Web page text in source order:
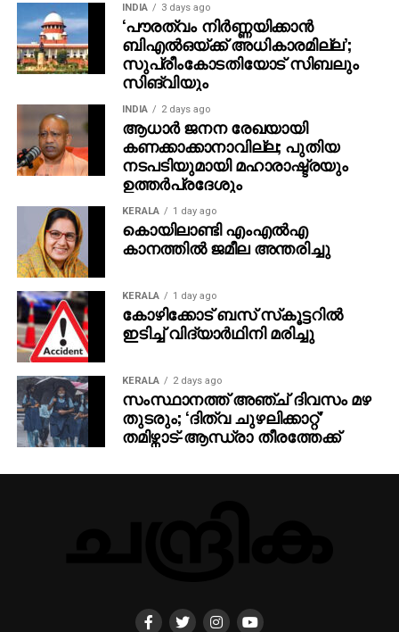
INDIA 3 days ago
‘പൗരത്വം നിര്‍ണ്ണയിക്കാന്‍
ബിഎല്‍ഒയ്ക്ക് അധികാരമില്ല’;
സുപ്രീംകോടതിയോട് സിബലും
സിങ്‌വിയും
INDIA 2 days ago
ആധാർ ജനന രേഖയായി
കണക്കാക്കാനാവില്ല; പുതിയ
നടപടിയുമായി മഹാരാഷ്ട്രയും
ഉത്തർപ്രദേശും
KERALA 1 day ago
കൊയിലാണ്ടി എംഎല്‍എ
കാനത്തില്‍ ജമീല അന്തരിച്ചു
KERALA 1 day ago
കോഴിക്കോട് ബസ് സ്‌കൂട്ടറില്‍
ഇടിച്ച് വിദ്യാര്‍ഥിനി മരിച്ചു
KERALA 2 days ago
സംസ്ഥാനത്ത് അഞ്ച് ദിവസം മഴ
തുടരും; ‘ദിത്വ ചുഴലിക്കാറ്റ്‌’
തമിഴ്നാട്-ആന്ധ്രാ തീരത്തേക്ക്